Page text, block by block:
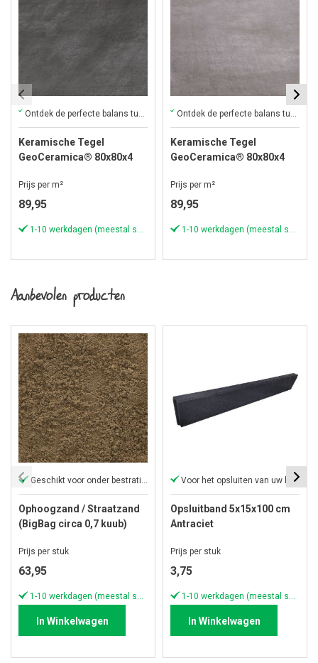
Ontdek de perfecte balans tussen kwaliteit, design en betaalbaarheid
Keramische Tegel
GeoCeramica® 80x80x4
Prijs per m²
89,95
1-10 werkdagen (meestal sneller)
Ontdek de perfecte balans tussen kwaliteit, design en betaalbaarheid
Keramische Tegel
GeoCeramica® 80x80x4
Prijs per m²
89,95
1-10 werkdagen (meestal sneller)
Aanbevolen producten
Geschikt voor onder bestrating
Ophoogzand / Straatzand
(BigBag circa 0,7 kuub)
Prijs per stuk
63,95
1-10 werkdagen (meestal sneller)
In Winkelwagen
Voor het opsluiten van uw bestrating
Opsluitband 5x15x100 cm
Antraciet
Prijs per stuk
3,75
1-10 werkdagen (meestal sneller)
In Winkelwagen